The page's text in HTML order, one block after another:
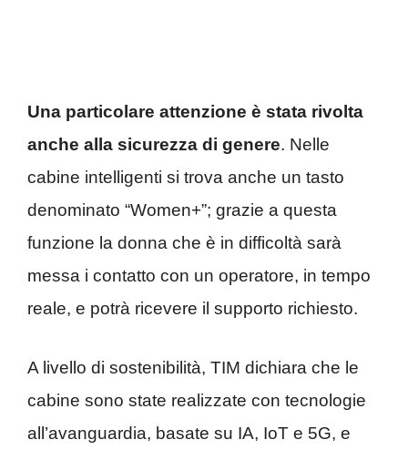
Una particolare attenzione è stata rivolta
anche alla sicurezza di genere. Nelle
cabine intelligenti si trova anche un tasto
denominato “Women+”; grazie a questa
funzione la donna che è in difficoltà sarà
messa i contatto con un operatore, in tempo
reale, e potrà ricevere il supporto richiesto.
A livello di sostenibilità, TIM dichiara che le
cabine sono state realizzate con tecnologie
all’avanguardia, basate su IA, IoT e 5G, e